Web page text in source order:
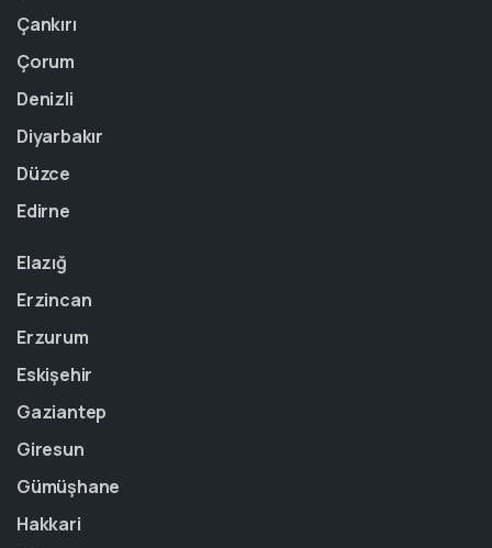
Çankırı
Çorum
Denizli
Diyarbakır
Düzce
Edirne
Elazığ
Erzincan
Erzurum
Eskişehir
Gaziantep
Giresun
Gümüşhane
Hakkari